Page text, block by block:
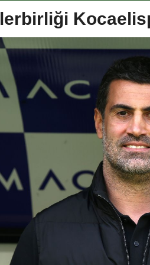
şakası Dünya Kupası’nı
karıştırdı! Güney Kore’den sert karar